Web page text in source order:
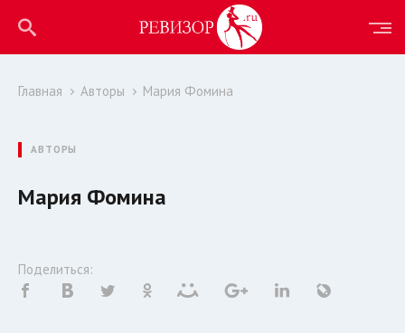
Главная Авторы Мария Фомина
АВТОРЫ
Мария Фомина
Поделиться: